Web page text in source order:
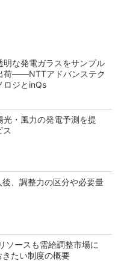
明な発電ガラスをサンプル
荷――NTTアドバンステク
ロジとinQs
・風力の発電予測を提
ス
後、調整力の区分や必要量
ソースも需給調整市場に
たい制度の概要